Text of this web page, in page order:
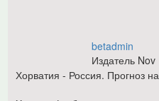
betadmin
Издатель Nov
Хорватия - Россия. Прогноз